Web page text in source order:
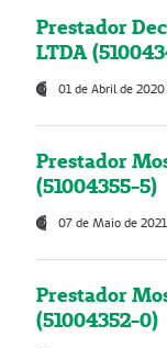
Prestador
LTDA
01 de Abril de 2020
Prestador
(51004355-5)
07 de Maio de 2021
Prestador
(51004352-0)